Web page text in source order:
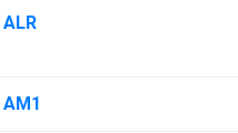
ALR
AM1